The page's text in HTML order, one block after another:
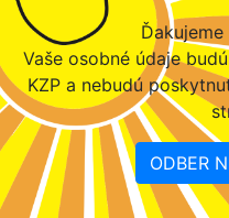
Ďakujeme
Vaše osobné údaje
KZP a nebudú
ODBER